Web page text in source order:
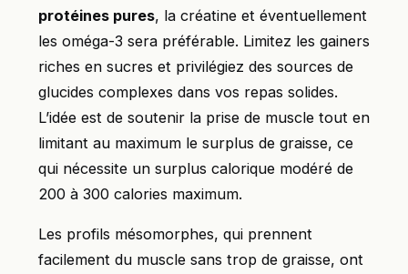
protéines pures, la créatine et éventuellement
les oméga-3 sera préférable. Limitez les gainers
riches en sucres et privilégiez des sources de
glucides complexes dans vos repas solides.
L’idée est de soutenir la prise de muscle tout en
limitant au maximum le surplus de graisse, ce
qui nécessite un surplus calorique modéré de
200 à 300 calories maximum.
Les profils mésomorphes, qui prennent
facilement du muscle sans trop de graisse, ont